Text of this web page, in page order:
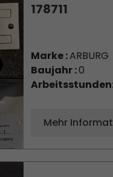
178711
Marke :ARBURG
Baujahr :0
Mehr